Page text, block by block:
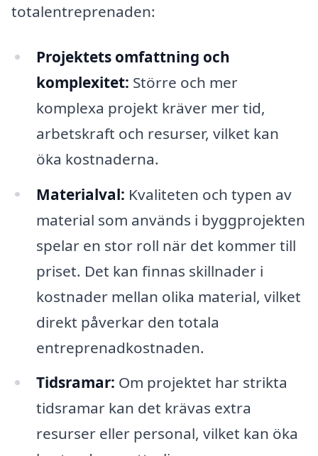
totalentreprenaden:
Projektets omfattning och
komplexitet: Större och mer
komplexa projekt kräver mer tid,
arbetskraft och resurser, vilket kan
öka kostnaderna.
Materialval: Kvaliteten och typen av
material som används i byggprojekten
spelar en stor roll när det kommer till
priset. Det kan finnas skillnader i
kostnader mellan olika material, vilket
direkt påverkar den totala
entreprenadkostnaden.
Tidsramar: Om projektet har strikta
tidsramar kan det krävas extra
resurser eller personal, vilket kan öka